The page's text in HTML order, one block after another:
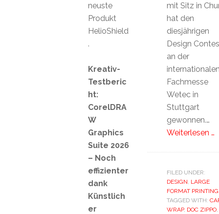
mit Sitz in
hat den
diesjährigen
Design
an der
Fachmesse
Wetec in
Stuttgart
gewonnen.…
Weiterlesen …
FILED UNDER:
DESIGN, LARGE
FORMAT PRINTING
TAGGED WITH:
WRAP, DOC ZIPPO,
neuste
Produkt
HelioShield
.
Kreativ-
Testberic
ht:
CorelDRA
W
Graphics
Suite 2026
– Noch
effizienter
dank
Künstlich
er